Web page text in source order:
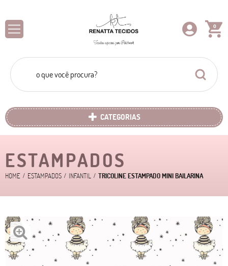
0
CATEGORIAS
ESTAMPADOS
HOME ESTAMPADOS INFANTIL TRICOLINE ESTAMPADO MINI BAILARINA